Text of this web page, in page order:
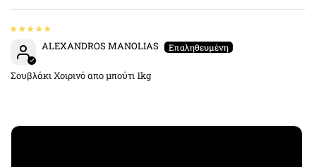
ALEXANDROS MANOLIAS
Σουβλάκι Χοιρινό απο μπούτι 1kg